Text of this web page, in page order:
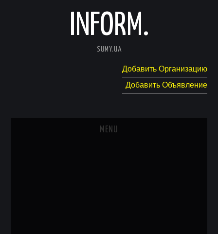
INFORM.
SUMY.UA
Добавить Организацию
Добавить Объявление
MENU